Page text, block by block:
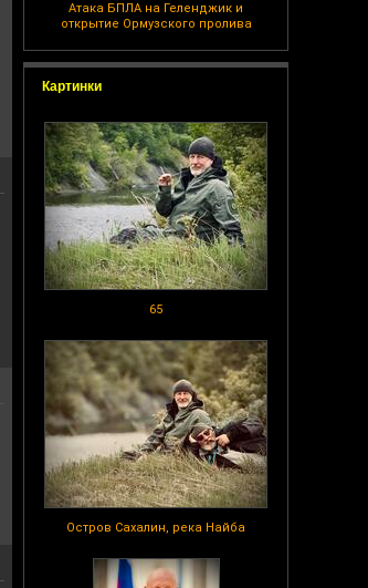
Атака БПЛА на Геленджик и
открытие Ормузского пролива
Картинки
65
Остров Сахалин, река Найба